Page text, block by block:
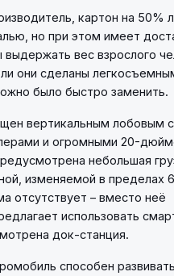
картон на 50%
но при этом имеет
выдержать вес взрослого
они сделаны
было быстро заменить.
вертикальным лобовым
и огромными 20-
небольшая
изменяемой в пределах
отсутствует – вместо неё
использовать
док-станция.
способен